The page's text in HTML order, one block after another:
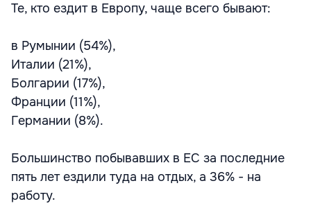
Те, кто ездит в Европу, чаще всего бывают:
в Румынии (54%),
Италии (21%),
Болгарии (17%),
Франции (11%),
Германии (8%).
Большинство побывавших в ЕС за последние
пять лет ездили туда на отдых, а 36% - на
работу.